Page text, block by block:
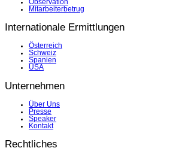
Observation
Mitarbeiterbetrug
Internationale Ermittlungen
Österreich
Schweiz
Spanien
USA
Unternehmen
Über Uns
Presse
Speaker
Kontakt
Rechtliches